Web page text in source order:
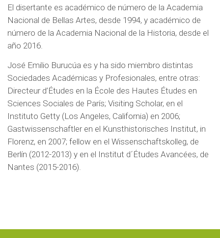
El disertante es académico de número de la Academia
Nacional de Bellas Artes, desde 1994, y académico de
número de la Academia Nacional de la Historia, desde el
año 2016.
José Emilio Burucúa es y ha sido miembro distintas
Sociedades Académicas y Profesionales, entre otras:
Directeur d’Études en la École des Hautes Études en
Sciences Sociales de París; Visiting Scholar, en el
Instituto Getty (Los Angeles, California) en 2006;
Gastwissenschaftler en el Kunsthistorisches Institut, in
Florenz, en 2007; fellow en el Wissenschaftskolleg, de
Berlín (2012-2013) y en el Institut d´Études Avancées, de
Nantes (2015-2016).